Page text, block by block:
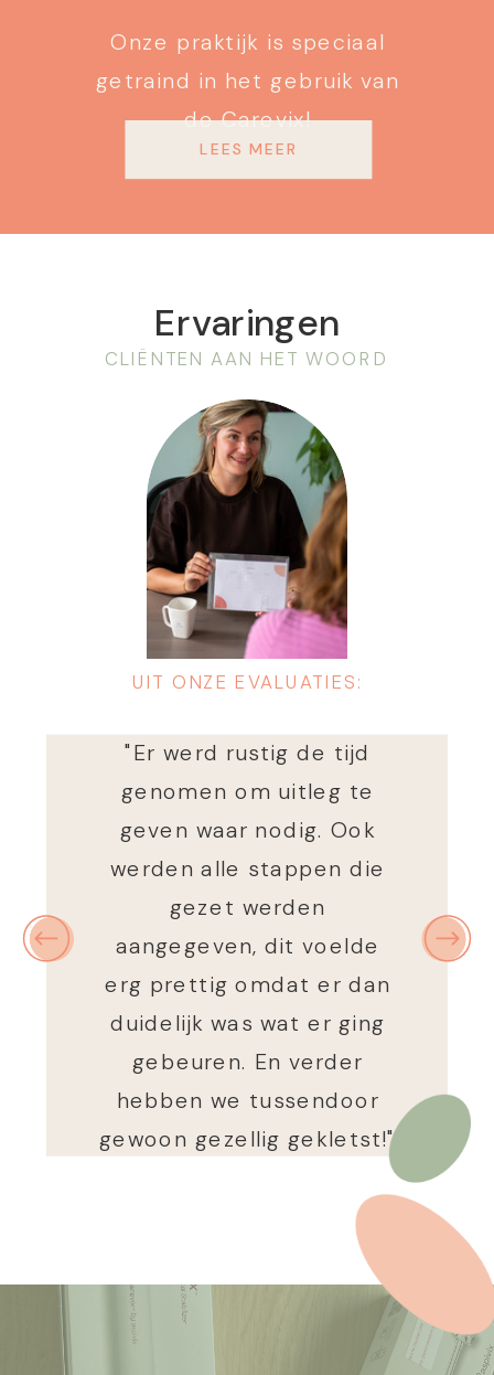
LEES MEER
Onze praktijk is speciaal
getraind in het gebruik van
de Carevix!
UIT ONZE EVALUATIES:
"Er werd rustig de tijd
genomen om uitleg te
geven waar nodig. Ook
werden alle stappen die
gezet werden
aangegeven, dit voelde
erg prettig omdat er dan
duidelijk was wat er ging
gebeuren. En verder
hebben we tussendoor
gewoon gezellig gekletst!"
CLIËNTEN AAN HET WOORD
Ervaringen